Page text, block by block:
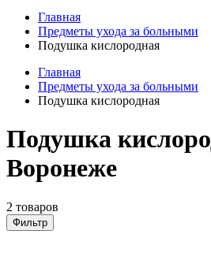
Главная
Предметы ухода за больными
Подушка кислородная
Главная
Предметы ухода за больными
Подушка кислородная
Подушка
Воронеже
2 товаров
Фильтр